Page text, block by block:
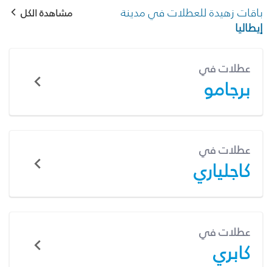
باقات زهيدة للعطلات في مدينة
إيطاليا
مشاهدة الكل
عطلات في
برجامو
عطلات في
كاجلياري
عطلات في
كابري